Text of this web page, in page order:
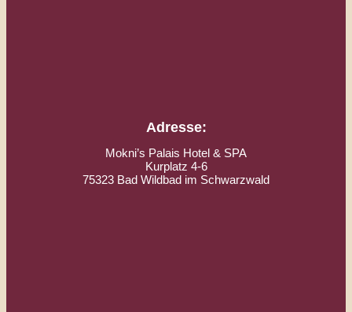
Adresse:
Mokni’s Palais Hotel & SPA
Kurplatz 4-6
75323 Bad Wildbad im Schwarzwald